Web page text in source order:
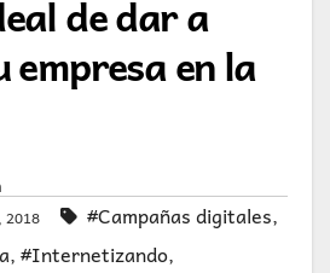
de dar a
empresa en la
2018 #Campañas digitales,
,#Internetizando,